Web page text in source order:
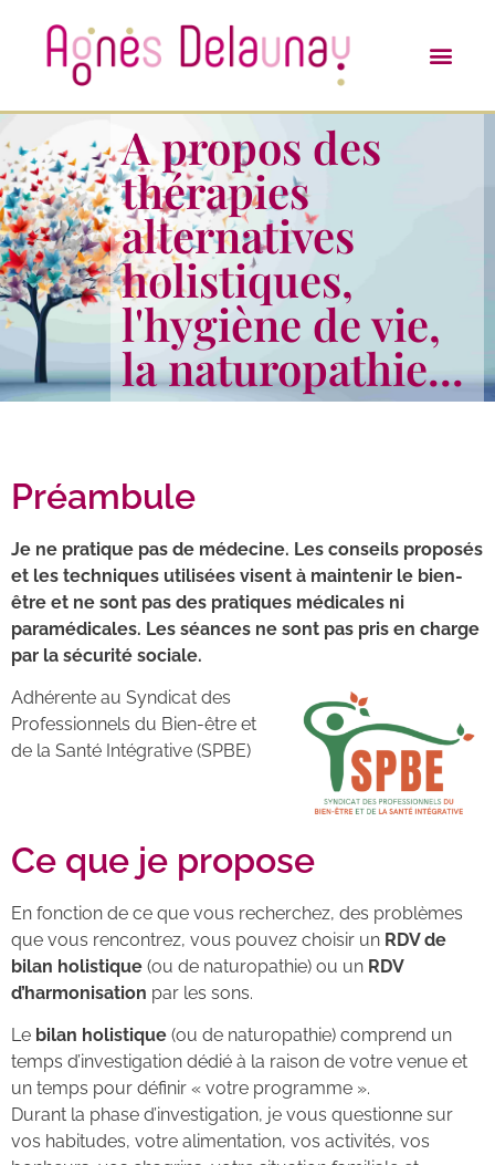
A propos des
thérapies
alternatives
holistiques,
l'hygiène de vie,
la naturopathie...
Préambule
Je ne pratique pas de médecine. Les conseils proposés
et les techniques utilisées visent à maintenir le bien-
être et ne sont pas des pratiques médicales ni
paramédicales. Les séances ne sont pas pris en charge
par la sécurité sociale.
Adhérente au Syndicat des
Professionnels du Bien-être et
de la Santé Intégrative (SPBE)
Ce que je propose
En fonction de ce que vous recherchez, des problèmes
que vous rencontrez, vous pouvez choisir un RDV de
bilan holistique (ou de naturopathie) ou un RDV
d’harmonisation par les sons.
Le bilan holistique (ou de naturopathie) comprend un
temps d’investigation dédié à la raison de votre venue et
un temps pour définir « votre programme ».
Durant la phase d’investigation, je vous questionne sur
vos habitudes, votre alimentation, vos activités, vos